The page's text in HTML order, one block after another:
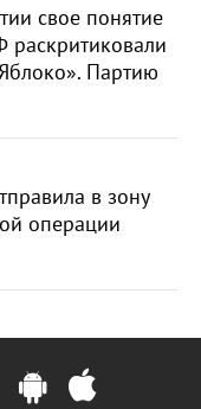
свое понятие
раскритиковали
Партию
в зону
операции